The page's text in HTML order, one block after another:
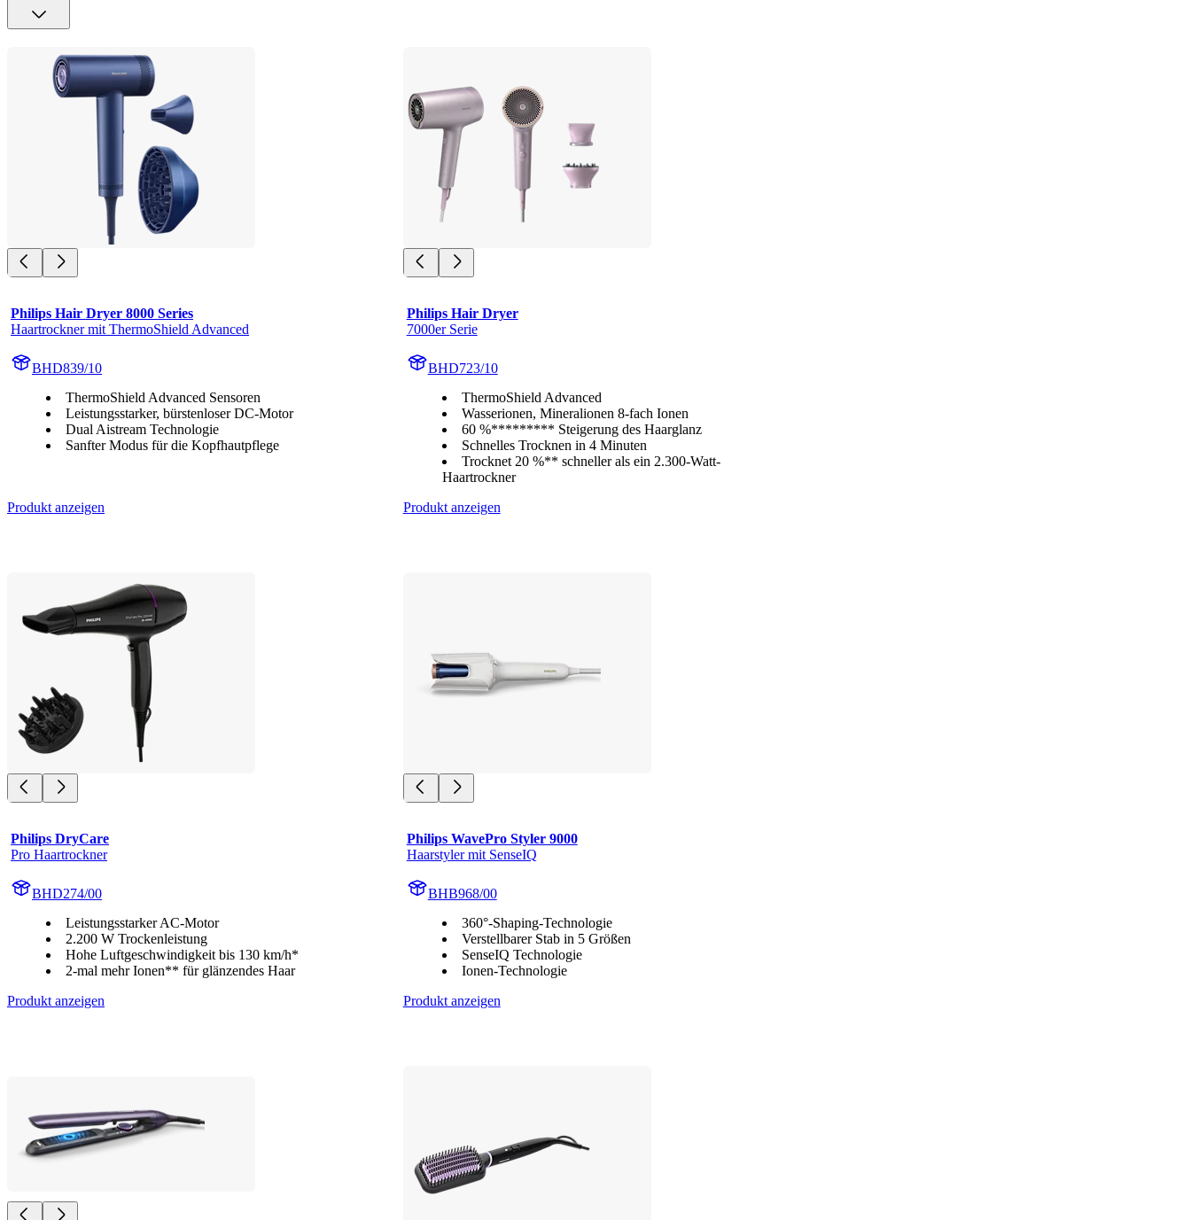
Philips Hair Dryer 8000 Series
Haartrockner mit ThermoShield Advanced
BHD839/10
ThermoShield Advanced Sensoren
Leistungsstarker, bürstenloser DC-Motor
Dual Aistream Technologie
Sanfter Modus für die Kopfhautpflege
Produkt anzeigen
Philips Hair Dryer
7000er Serie
BHD723/10
ThermoShield Advanced
Wasserionen, Mineralionen 8-fach Ionen
60 %********* Steigerung des Haarglanz
Schnelles Trocknen in 4 Minuten
Trocknet 20 %** schneller als ein 2.300-Watt-
Haartrockner
Produkt anzeigen
Philips DryCare
Pro Haartrockner
BHD274/00
Leistungsstarker AC-Motor
2.200 W Trockenleistung
Hohe Luftgeschwindigkeit bis 130 km/h*
2-mal mehr Ionen** für glänzendes Haar
Produkt anzeigen
Philips WavePro Styler 9000
Haarstyler mit SenseIQ
BHB968/00
360°-Shaping-Technologie
Verstellbarer Stab in 5 Größen
SenseIQ Technologie
Ionen-Technologie
Produkt anzeigen